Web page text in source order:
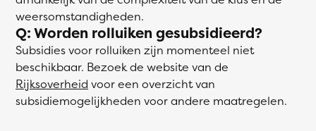
weersomstandigheden.
Q: Worden rolluiken gesubsidieerd?
Subsidies voor rolluiken zijn momenteel niet
beschikbaar. Bezoek de website van de
Rijksoverheid voor een overzicht van
subsidiemogelijkheden voor andere maatregelen.